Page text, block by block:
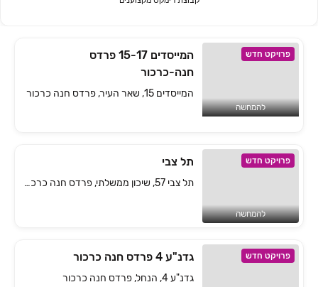
פרויקט חדש
להמחשה
המייסדים 15-17 פרדס
חנה-כרכור
המייסדים 15, שאר העיר, פרדס חנה כרכור
פרויקט חדש
להמחשה
תל צבי
תל צבי 57, שיכון ממשלתי, פרדס חנה כרכור
פרויקט חדש גדנ"ע 4 פרדס חנה כרכור
גדנ"ע 4, הנחל, פרדס חנה כרכור